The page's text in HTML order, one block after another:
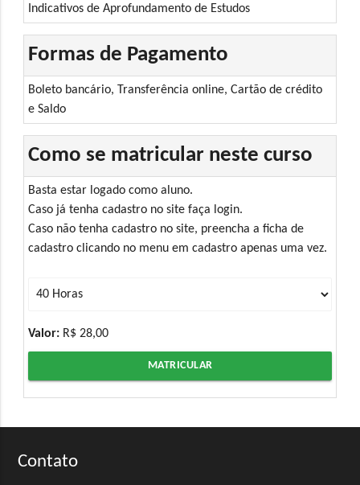
Indicativos de Aprofundamento de Estudos
Formas de Pagamento
Boleto bancário, Transferência online, Cartão de crédito
e Saldo
Como se matricular neste curso
Basta estar logado como aluno.
Caso já tenha cadastro no site faça login.
Caso não tenha cadastro no site, preencha a ficha de
cadastro clicando no menu em cadastro apenas uma vez.
Valor: R$ 28,00
MATRICULAR
Contato